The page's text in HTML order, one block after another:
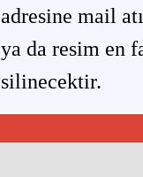
adresine mail
ya da resim en
silinecektir.